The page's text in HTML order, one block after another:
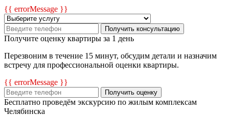
{{ errorMessage }}
Получить консультацию
Получите оценку квартиры за 1 день
Перезвоним в течение 15 минут, обсудим детали и назначим
встречу для профессиональной оценки квартиры.
{{ errorMessage }}
Получить оценку
Бесплатно проведём экскурсию по жилым комплексам
Челябинска